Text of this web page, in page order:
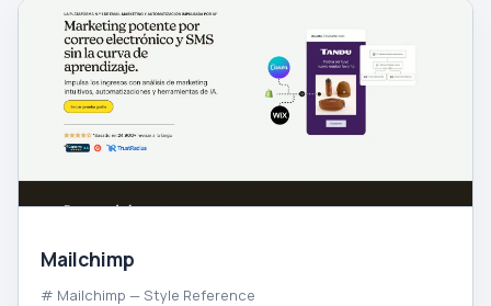
Mailchimp
# Mailchimp — Style Reference